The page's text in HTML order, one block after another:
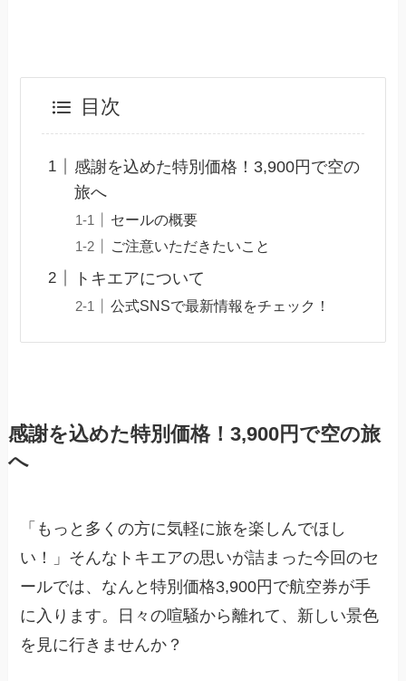
目次
感謝を込めた特別価格！3,900円で空の
旅へ
セールの概要
ご注意いただきたいこと
トキエアについて
公式SNSで最新情報をチェック！
感謝を込めた特別価格！3,900円で空の旅
へ
「もっと多くの方に気軽に旅を楽しんでほし
い！」そんなトキエアの思いが詰まった今回のセ
ールでは、なんと特別価格3,900円で航空券が手
に入ります。日々の喧騒から離れて、新しい景色
を見に行きませんか？